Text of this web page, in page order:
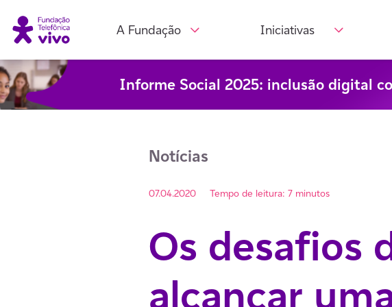
Informe Social 2025: inclusão digital
A Fundação Iniciativas
Notícias
07.04.2020 Tempo de leitura: 7 minutos
Os desafios
alcançar